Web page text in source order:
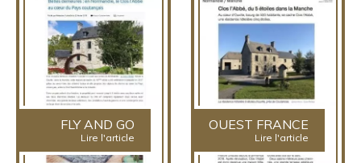
FLY AND GO
Lire l'article
OUEST FRANCE
Lire l'article